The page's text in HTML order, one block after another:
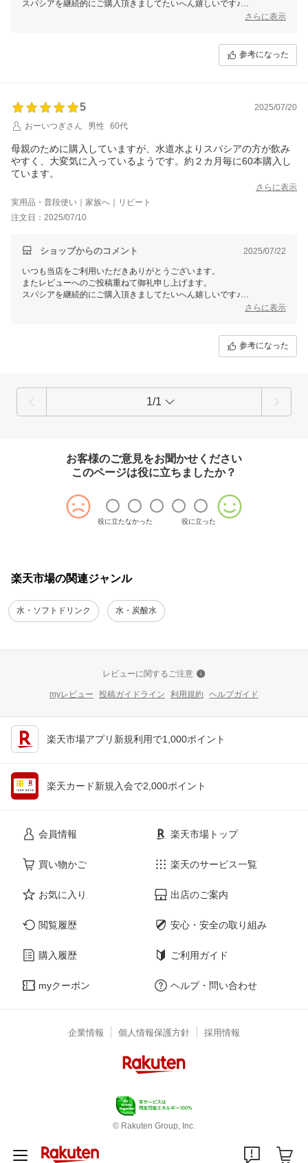
スパシアを継続的にご購入頂きましてたいへん嬉しいです♪
ご不明な点・お気付きな点がありましたらお気軽にご連絡ください。
さらに表示
参考になった
5
2025/07/20
おーいつぎさん
男性 60代
母親のために購入していますが、水道水よりスパシアの方が飲み
やすく、大変気に入っているようです。約２カ月毎に60本購入し
ています。
さらに表示
実用品・普段使い｜家族へ｜リピート
注文日：2025/07/10
ショップからのコメント 2025/07/22
いつも当店をご利用いただきありがとうございます。
またレビューへのご投稿重ねて御礼申し上げます。
スパシアを継続的にご購入頂きましてたいへん嬉しいです♪
ご不明な点・お気付きな点がありましたらお気軽にご連絡ください。
さらに表示
参考になった
1/1
お客様のご意見をお聞かせください
このページは役に立ちましたか？
役に立たなかった 役に立った
楽天市場の関連ジャンル
水・ソフトドリンク 水・炭酸水
レビューに関するご注意
myレビュー 投稿ガイドライン 利用規約 ヘルプガイド
楽天市場アプリ新規利用で1,000ポイント
楽天カード新規入会で2,000ポイント
会員情報
買い物かご
お気に入り
閲覧履歴
購入履歴
myクーポン
楽天市場トップ
楽天のサービス一覧
出店のご案内
安心・安全の取り組み
ご利用ガイド
ヘルプ・問い合わせ
企業情報 個人情報保護方針 採用情報
© Rakuten Group, Inc.